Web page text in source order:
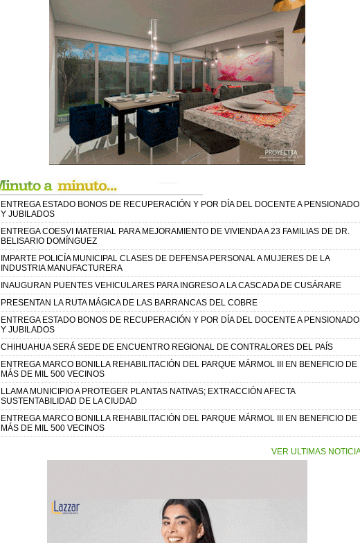
ENTREGA ESTADO BONOS DE RECUPERACIÓN Y POR DÍA DEL DOCENTE A
Y JUBILADOS
ENTREGA COESVI MATERIAL PARA MEJORAMIENTO DE VIVIENDA A 23 FAMILIAS DE DR.
BELISARIO DOMÍNGUEZ
IMPARTE POLICÍA MUNICIPAL CLASES DE DEFENSA PERSONAL A MUJERES DE LA
INDUSTRIA MANUFACTURERA
INAUGURAN PUENTES VEHICULARES PARA INGRESO A LA CASCADA DE CUSÁRARE
PRESENTAN LA RUTA MÁGICA DE LAS BARRANCAS DEL COBRE
ENTREGA ESTADO BONOS DE RECUPERACIÓN Y POR DÍA DEL DOCENTE A
Y JUBILADOS
CHIHUAHUA SERÁ SEDE DE ENCUENTRO REGIONAL DE CONTRALORES DEL PAÍS
ENTREGA MARCO BONILLA REHABILITACIÓN DEL PARQUE MÁRMOL III EN BENEFICIO DE
MÁS DE MIL 500 VECINOS
LLAMA MUNICIPIO A PROTEGER PLANTAS NATIVAS; EXTRACCIÓN AFECTA
SUSTENTABILIDAD DE LA CIUDAD
ENTREGA MARCO BONILLA REHABILITACIÓN DEL PARQUE MÁRMOL III EN BENEFICIO DE
MÁS DE MIL 500 VECINOS
VER ULTIMAS